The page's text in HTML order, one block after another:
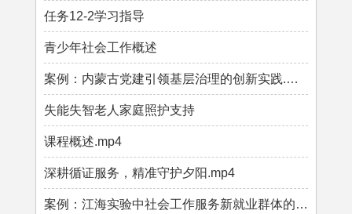
任务12-2学习指导
青少年社会工作概述
案例：内蒙古党建引领基层治理的创新实践.mp4
失能失智老人家庭照护支持
课程概述.mp4
深耕循证服务，精准守护夕阳.mp4
案例：江海实验中社会工作服务新就业群体的探索.mp4